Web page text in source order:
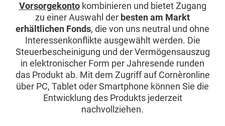
Vorsorgekontokombinieren und bietet Zugang
zu einer Auswahl der besten am Markt
erhältlichen Fonds, die von uns neutral und ohne
Interessenkonflikte ausgewählt werden. Die
Steuerbescheinigung und der Vermögensauszug
in elektronischer Form per Jahresende runden
das Produkt ab. Mit dem Zugriff auf Cornèronline
über PC, Tablet oder Smartphone können Sie die
Entwicklung des Produkts jederzeit
nachvollziehen.